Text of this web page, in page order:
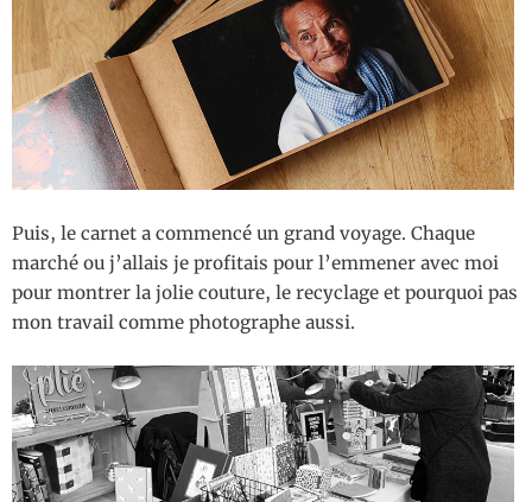
Puis, le carnet a commencé un grand voyage. Chaque
marché ou j’allais je profitais pour l’emmener avec moi
pour montrer la jolie couture, le recyclage et pourquoi pas
mon travail comme photographe aussi.